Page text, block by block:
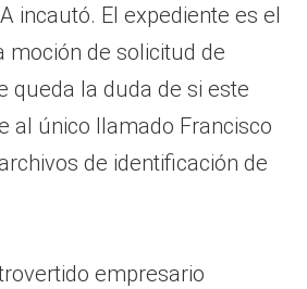
incautó. El expediente es el
moción de solicitud de
queda la duda de si este
al único llamado Francisco
de identificación de
empresario